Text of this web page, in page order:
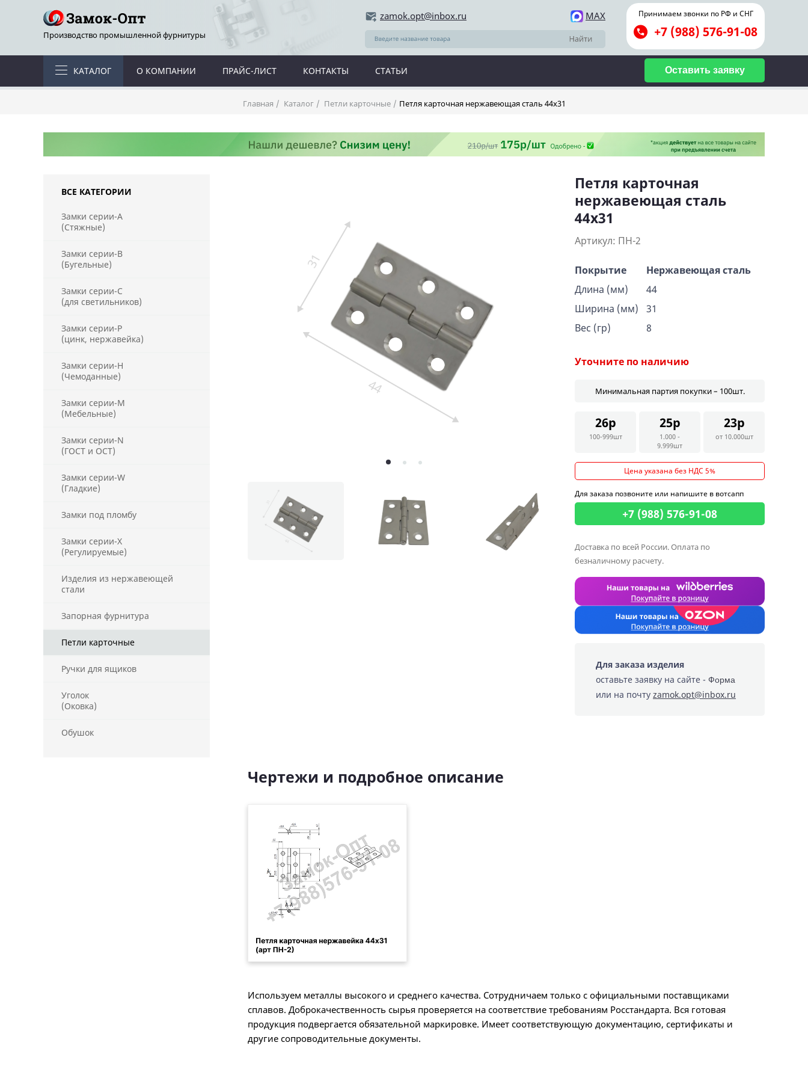
Производство промышленной фурнитуры
Принимаем звонки по РФ и СНГ
+7 (988) 576-91-08
zamok.opt@inbox.ru MAX
КАТАЛОГ О КОМПАНИИ ПРАЙС-ЛИСТ КОНТАКТЫ СТАТЬИ Оставить заявку
Главная Каталог Петли карточные Петля карточная нержавеющая сталь 44х31
ВСЕ КАТЕГОРИИ
Замки серии-А
(Стяжные)
Замки серии-В
(Бугельные)
Замки серии-С
(для светильников)
Замки серии-Р
(цинк, нержавейка)
Замки серии-Н
(Чемоданные)
Замки серии-М
(Мебельные)
Замки серии-N
(ГОСТ и ОСТ)
Замки серии-W
(Гладкие)
Замки под пломбу
Замки серии-X
(Регулируемые)
Изделия из нержавеющей
стали
Запорная фурнитура
Петли карточные
Ручки для ящиков
Уголок
(Оковка)
Обушок
Петля карточная
нержавеющая сталь
44х31
Артикул: ПН-2
Покрытие
Нержавеющая сталь
Длина (мм)
44
Ширина (мм)
31
Вес (гр)
8
Уточните по наличию
Минимальная партия покупки – 100шт.
26р
100-999шт
25р
1.000 -
9.999шт
23р
от 10.000шт
Цена указана без НДС 5%
Для заказа позвоните или напишите в вотсапп
+7 (988) 576-91-08
Доставка по всей России. Оплата по
безналичному расчету.
Для заказа изделия
оставьте заявку на сайте - Форма
или на почту zamok.opt@inbox.ru
Чертежи и подробное описание
Используем металлы высокого и среднего качества. Сотрудничаем только с официальными поставщиками
сплавов. Доброкачественность сырья проверяется на соответствие требованиям Росстандарта. Вся готовая
продукция подвергается обязательной маркировке. Имеет соответствующую документацию, сертификаты и
другие сопроводительные документы.